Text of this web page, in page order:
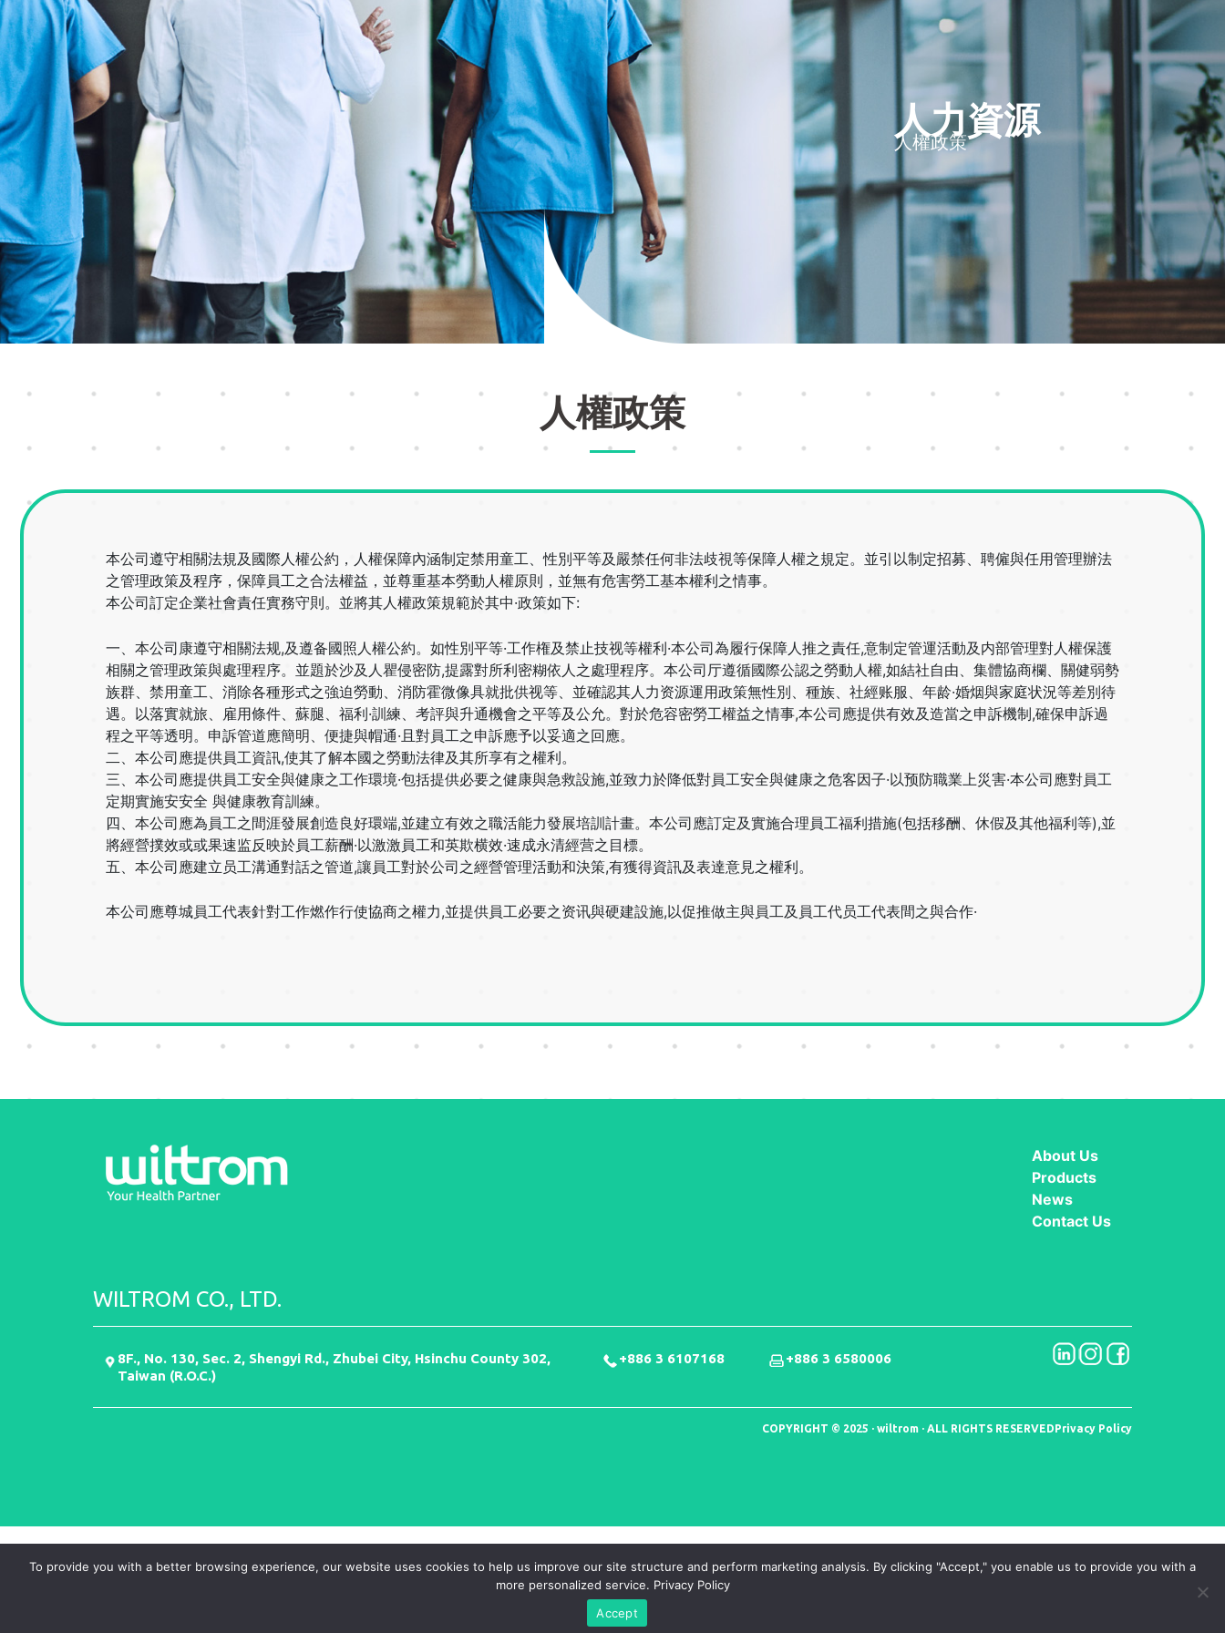
人力資源
人權政策
人權政策
本公司遵守相關法規及國際人權公約，人權保障內涵制定禁用童工、性別平等及嚴禁任何非法歧視等保障人權之規定。並引以制定招募、聘僱與任用管理辦法
之管理政策及程序，保障員工之合法權益，並尊重基本勞動人權原則，並無有危害勞工基本權利之情事。
本公司訂定企業社會責任實務守則。並將其人權政策規範於其中·政策如下:
一、本公司康遵守相關法规,及遵备國照人權公約。如性別平等·工作権及禁止技视等權利·本公司為履行保障人推之責任,意制定管運活動及内部管理對人權保護
相關之管理政策與處理程序。並題於沙及人瞿侵密防,提露對所利密糊依人之處理程序。本公司厅遵循國際公認之勞動人權,如結社自由、集體協商欄、關健弱勢
族群、禁用童工、消除各種形式之強迫勞動、消防霍微像具就批供视等、並確認其人力资源運用政策無性別、種族、社經账服、年龄·婚烟與家庭状況等差別待
遇。以落實就旅、雇用條件、蘇腿、福利·訓練、考評與升通機會之平等及公允。對於危容密勞工權益之情事,本公司應提供有效及造當之申訴機制,確保申訴過
程之平等透明。申訴管道應簡明、便捷與帽通·且對員工之申訴應予以妥適之回應。
二、本公司應提供員工資訊,使其了解本國之勞動法律及其所享有之權利。
三、本公司應提供員工安全與健康之工作環境·包括提供必要之健康與急救設施,並致力於降低對員工安全與健康之危客因子·以预防職業上災害·本公司應對員工
定期實施安安全 與健康教育訓練。
四、本公司應為員工之間涯發展創造良好環端,並建立有效之職活能力發展培訓計畫。本公司應訂定及實施合理員工福利措施(包括移酬、休假及其他福利等),並
將經營撲效或或果速监反映於員工薪酬·以激激員工和英欺横效·速成永清經营之目標。
五、本公司應建立员工溝通對話之管道,讓員工對於公司之經營管理活動和決策,有獲得資訊及表達意見之權利。
本公司應尊城員工代表針對工作燃作行使協商之權力,並提供員工必要之资讯與硬建設施,以促推做主與員工及員工代员工代表間之與合作·
About Us
Products
News
Contact Us
WILTROM CO., LTD.
8F., No. 130, Sec. 2, Shengyi Rd., Zhubei City, Hsinchu County 302,
Taiwan (R.O.C.)
+886 3 6107168 +886 3 6580006
Privacy Policy
COPYRIGHT © 2025 · wiltrom · ALL RIGHTS RESERVED
To provide you with a better browsing experience, our website uses cookies to help us improve our site structure and perform marketing analysis. By clicking "Accept," you enable us to provide you with a
more personalized service. Privacy Policy
Accept